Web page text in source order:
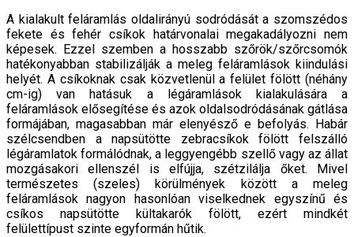
A kialakult feláramlás oldalirányú sodródását a szomszédos
fekete és fehér csíkok határvonalai meg­akadályozni nem
képesek. Ezzel szemben a hosszabb szőrök/szőrcsomók
hatékonyabban stabilizálják a meleg feláramlások kiindulási
helyét. A csíkoknak csak közvetlenül a felület fölött (néhány
cm-ig) van hatásuk a légáramlások kialakulására a
feláramlások elősegítése és azok oldalsodródásának gátlása
formá­jában, magasabban már elenyésző e befolyás. Habár
szélcsendben a napsütötte zebracsíkok fölött felszálló
légáramlatok formálódnak, a leggyengébb szellő vagy az állat
mozgásakori ellenszél is elfújja, szétzilálja őket. Mivel
természetes (szeles) körülmények között a meleg
feláramlások nagyon hasonlóan viselkednek egyszínű és
csíkos napsütötte kültakarók fölött, ezért mindkét
felülettípust szinte egyformán hűtik.